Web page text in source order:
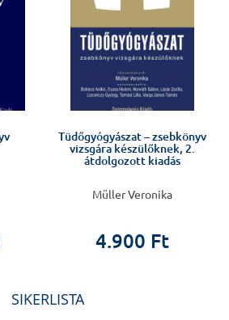
Tüdőgyógyászat – zsebkönyv
vizsgára készülőknek, 2.
átdolgozott kiadás
Müller Veronika
4.900 Ft
SIKERLISTA